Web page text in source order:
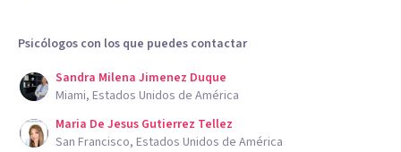
Psicólogos con los que puedes contactar
Sandra Milena Jimenez Duque
Miami, Estados Unidos de América
Maria De Jesus Gutierrez Tellez
San Francisco, Estados Unidos de América